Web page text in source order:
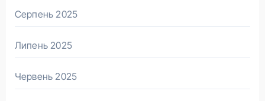
Серпень 2025
Липень 2025
Червень 2025